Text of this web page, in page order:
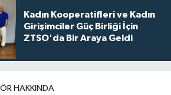
Kadın Kooperatifleri ve Kadın
Girişimciler Güç Birliği İçin
ZTSO'da Bir Araya Geldi
HAKKINDA